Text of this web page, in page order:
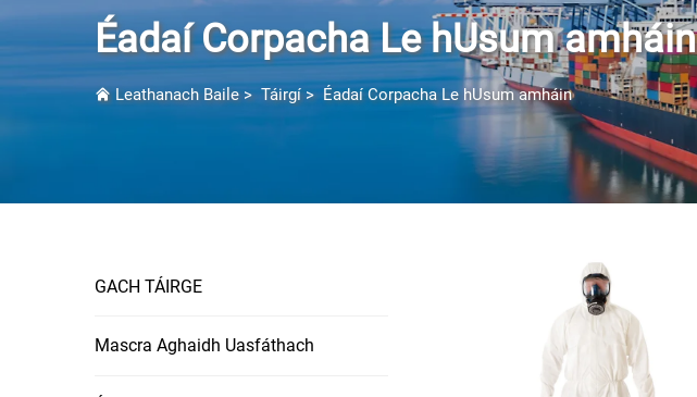
Éadaí Corpacha Le hUsum amháin
Leathanach Baile> Táirgí> Éadaí Corpacha Le hUsum amháin
GACH TÁIRGE
Mascra Aghaidh Uasfáthach